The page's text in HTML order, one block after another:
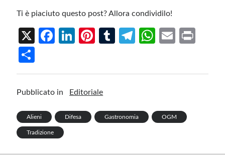
Ti è piaciuto questo post? Allora condividilo!
X
Fa
o
k
Li
n
Pi
t
T
Te
W
p
E
h
ar
Pubblicato in Editoriale
Alieni Difesa Gastronomia OGM
Tradizione